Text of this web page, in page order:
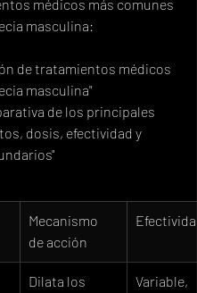
médicos más comunes
masculina:
de tratamientos médicos
masculina"
de los principales
dosis, efectividad y
Mecanismo
de acción
Efectividad
Dilata los
Variable,